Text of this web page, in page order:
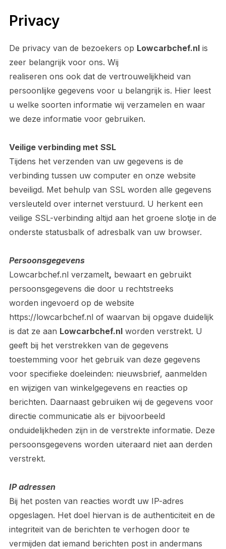
Privacy
De privacy van de bezoekers op Lowcarbchef.nlis
zeer belangrijk voor ons. Wij
realiseren ons ook dat de vertrouwelijkheid van
persoonlijke gegevens voor u belangrijk is. Hier leest
u welke soorten informatie wij verzamelen en waar
we deze informatie voor gebruiken.
Veilige verbinding met SSL
Tijdens het verzenden van uw gegevens is de
verbinding tussen uw computer en onze website
beveiligd. Met behulp van SSL worden alle gegevens
versleuteld over internet verstuurd. U herkent een
veilige SSL-verbinding altijd aan het groene slotje in de
onderste statusbalk of adresbalk van uw browser.
Persoonsgegevens
Lowcarbchef.nl verzamelt, bewaart en gebruikt
persoonsgegevens die door u rechtstreeks
worden ingevoerd op de website
https://lowcarbchef.nl of waarvan bij opgave duidelijk
is dat ze aan Lowcarbchef.nlworden verstrekt. U
geeft bij het verstrekken van de gegevens
toestemming voor het gebruik van deze gegevens
voor specifieke doeleinden: nieuwsbrief, aanmelden
en wijzigen van winkelgegevens en reacties op
berichten. Daarnaast gebruiken wij de gegevens voor
directie communicatie als er bijvoorbeeld
onduidelijkheden zijn in de verstrekte informatie. Deze
persoonsgegevens worden uiteraard niet aan derden
verstrekt.
IP adressen
Bij het posten van reacties wordt uw IP-adres
opgeslagen. Het doel hiervan is de authenticiteit en de
integriteit van de berichten te verhogen door te
vermijden dat iemand berichten post in andermans